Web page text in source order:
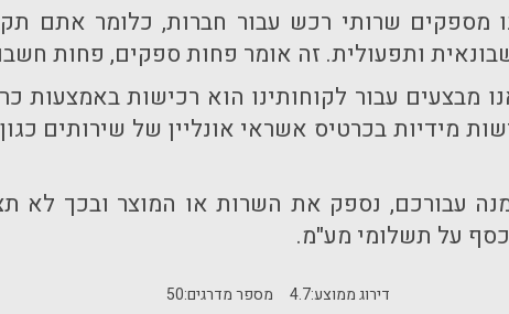
מספקים שרותי רכש עבור חברות, כלומר אתם
ותפעולית. זה אומר פחות ספקים, פחות
מבצעים עבור לקוחותינו הוא רכישות באמצעות
עבורכם, נספק את השרות או המוצר ובכך לא
על תשלומי מע"מ.
מספר מדרגים:50 דירוג ממוצע:4.7